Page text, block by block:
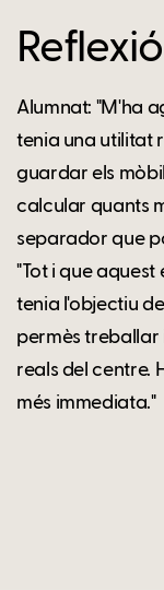
Reflexió
Alumnat: "M'ha
tenia una utilitat
guardar els
calcular quants
separador que
"Tot i que
tenia l'objectiu
permès treballar
reals del centre.
més immediata."